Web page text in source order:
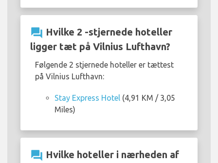
question_answer Hvilke 2 -stjernede hoteller
ligger tæt på Vilnius Lufthavn?
Følgende 2 stjernede hoteller er tættest
på Vilnius Lufthavn:
Stay Express Hotel (4,91 KM / 3,05
Miles)
question_answer Hvilke hoteller i nærheden af